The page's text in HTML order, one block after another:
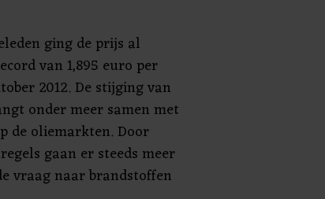
ging de prijs al
van 1,895 euro per
2012. De stijging van
onder meer samen met
de oliemarkten. Door
gaan er steeds meer
vraag naar brandstoffen